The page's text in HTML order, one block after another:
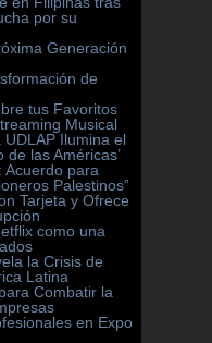
por su
Generación
de
tus Favoritos
Musical
Ilumina el
de las Américas’
Acuerdo para
Palestinos”
Tarjeta y Ofrece
como una
la Crisis de
Latina
Combatir la
en Expo